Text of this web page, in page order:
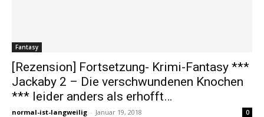
Fantasy
[Rezension] Fortsetzung- Krimi-Fantasy ***
Jackaby 2 – Die verschwundenen Knochen
*** leider anders als erhofft…
normal-ist-langweilig - Januar 19, 2018 0